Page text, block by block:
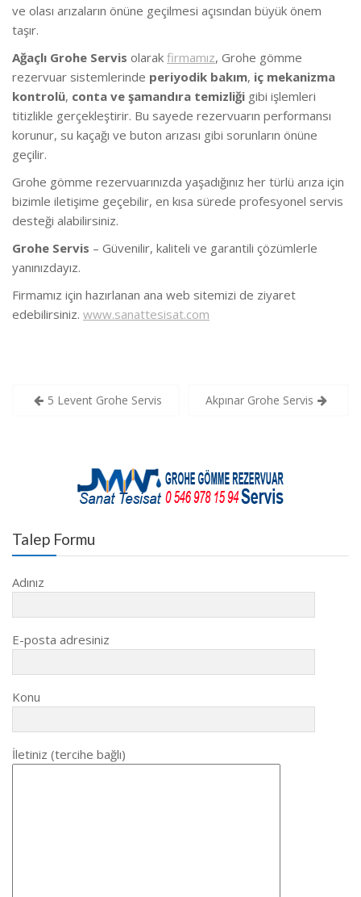
ve olası arızaların önüne geçilmesi açısından büyük önem
taşır.
Ağaçlı Grohe Servis olarak firmamız, Grohe gömme
rezervuar sistemlerinde periyodik bakım, iç mekanizma
kontrolü, conta ve şamandıra temizliği gibi işlemleri
titizlikle gerçekleştirir. Bu sayede rezervuarın performansı
korunur, su kaçağı ve buton arızası gibi sorunların önüne
geçilir.
Grohe gömme rezervuarınızda yaşadığınız her türlü arıza için
bizimle iletişime geçebilir, en kısa sürede profesyonel servis
desteği alabilirsiniz.
Grohe Servis – Güvenilir, kaliteli ve garantili çözümlerle
yanınızdayız.
Firmamız için hazırlanan ana web sitemizi de ziyaret
edebilirsiniz. www.sanattesisat.com
Yazı5 Levent Grohe Servis Akpınar Grohe Servis
Talep Formu
Adınız
E-posta adresiniz
Konu
İletiniz (tercihe bağlı)